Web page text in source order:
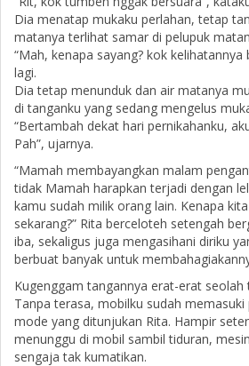
Dia menatap mukaku perlahan, tetap
matanya terlihat samar di pelupuk
“Mah, kenapa sayang? kok kelihatannya
lagi.
Dia tetap menunduk dan air matanya
di tanganku yang sedang mengelus
“Bertambah dekat hari pernikahanku,
Pah”, ujarnya.
“Mamah membayangkan malam
tidak Mamah harapkan terjadi dengan
kamu sudah milik orang lain. Kenapa
sekarang?” Rita berceloteh setengah
iba, sekaligus juga mengasihani diriku
berbuat banyak untuk
Kugenggam tangannya erat-erat seolah
Tanpa terasa, mobilku sudah
mode yang ditunjukan Rita. Hampir
menunggu di mobil sambil tiduran,
sengaja tak kumatikan.